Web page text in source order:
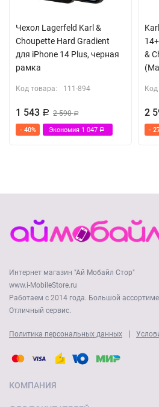
Чехол Lagerfeld Karl &
Choupette Hard Gradient
для iPhone 14 Plus, черная
рамка
Код товара: 111-894
1 543 Р 2 590Р
- 40% Экономия 1 047 Р
&
2
-
Интернет магазин "Ай Мобайл Стор"
www.i-MobileStore.ru
Работаем с 2014 года. Большой
Отличный сервис.
Политика персональных данных |
КОМПАНИЯ